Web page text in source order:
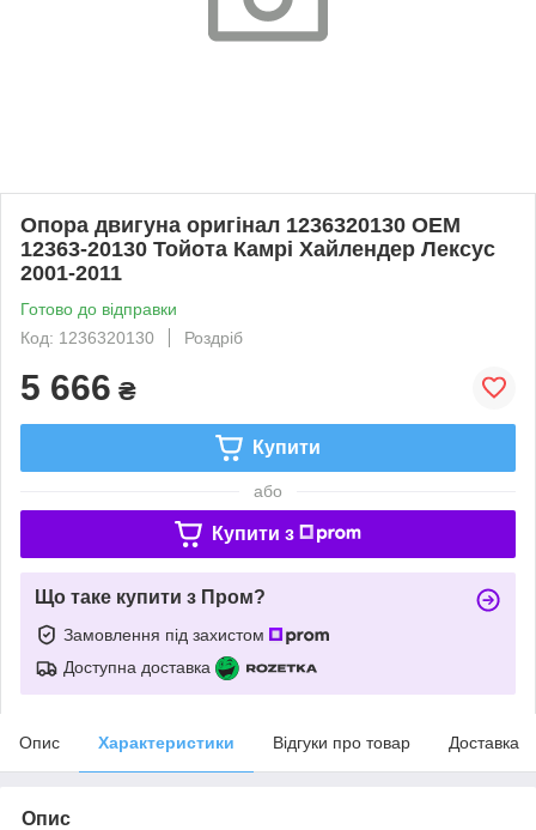
Опора двигуна оригінал 1236320130 OEM
12363-20130 Тойота Камрі Хайлендер Лексус
2001-2011
Готово до відправки
Код: 1236320130
Роздріб
5 666 ₴
Купити
або
Купити з
Що таке купити з Пром?
Замовлення під захистом
Доступна доставка
Опис Характеристики Відгуки про товар Доставка
Опис